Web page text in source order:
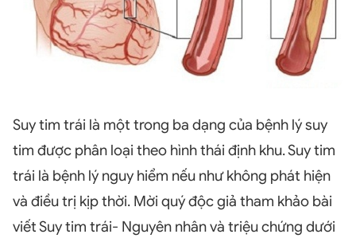
Suy tim trái là một trong ba dạng của bệnh lý suy
tim được phân loại theo hình thái định khu. Suy tim
trái là bệnh lý nguy hiểm nếu như không phát hiện
và điều trị kịp thời. Mời quý độc giả tham khảo bài
viết Suy tim trái- Nguyên nhân và triệu chứng dưới